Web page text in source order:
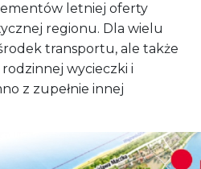
letniej oferty
regionu. Dla wielu
transportu, ale także
wycieczki i
z zupełnie innej